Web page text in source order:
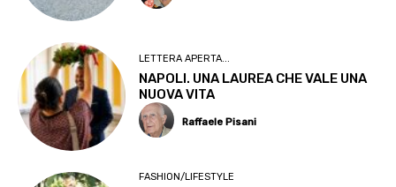
LETTERA APERTA...
NAPOLI. UNA LAUREA CHE VALE UNA
NUOVA VITA
Raffaele Pisani
FASHION/LIFESTYLE